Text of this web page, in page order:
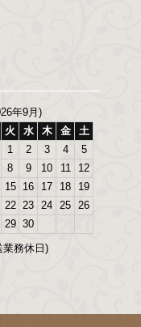
年9月)
火 水 木 金
土
1
2 3 4
5
8 9 10 11
12
15 16 17 18
19
22 23 24 25
26
29 30
業務休日)